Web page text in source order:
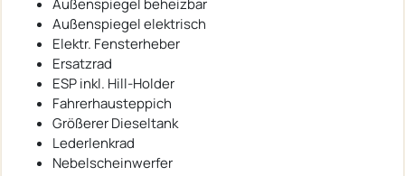
Außenspiegel beheizbar
Außenspiegel elektrisch
Elektr. Fensterheber
Ersatzrad
ESP inkl. Hill-Holder
Fahrerhausteppich
Größerer Dieseltank
Lederlenkrad
Nebelscheinwerfer